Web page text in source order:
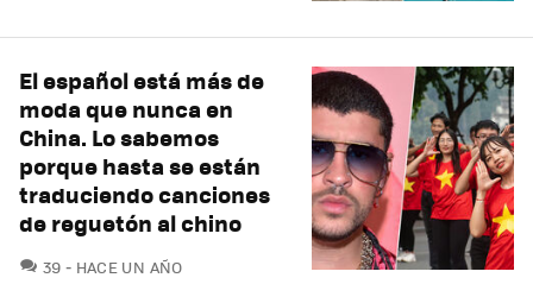
El español está más de
moda que nunca en
China. Lo sabemos
porque hasta se están
traduciendo canciones
de reguetón al chino
39 COMENTARIOS
HACE UN AÑO